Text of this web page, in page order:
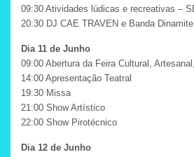
09:30 Atividades lúdicas e recreativas –
20:30 DJ CAE TRAVEN e Banda
Dia 11 de Junho
09:00 Abertura da Feira Cultural,
14:00 Apresentação Teatral
19:30 Missa
21:00 Show Artístico
22:00 Show Pirotécnico
Dia 12 de Junho